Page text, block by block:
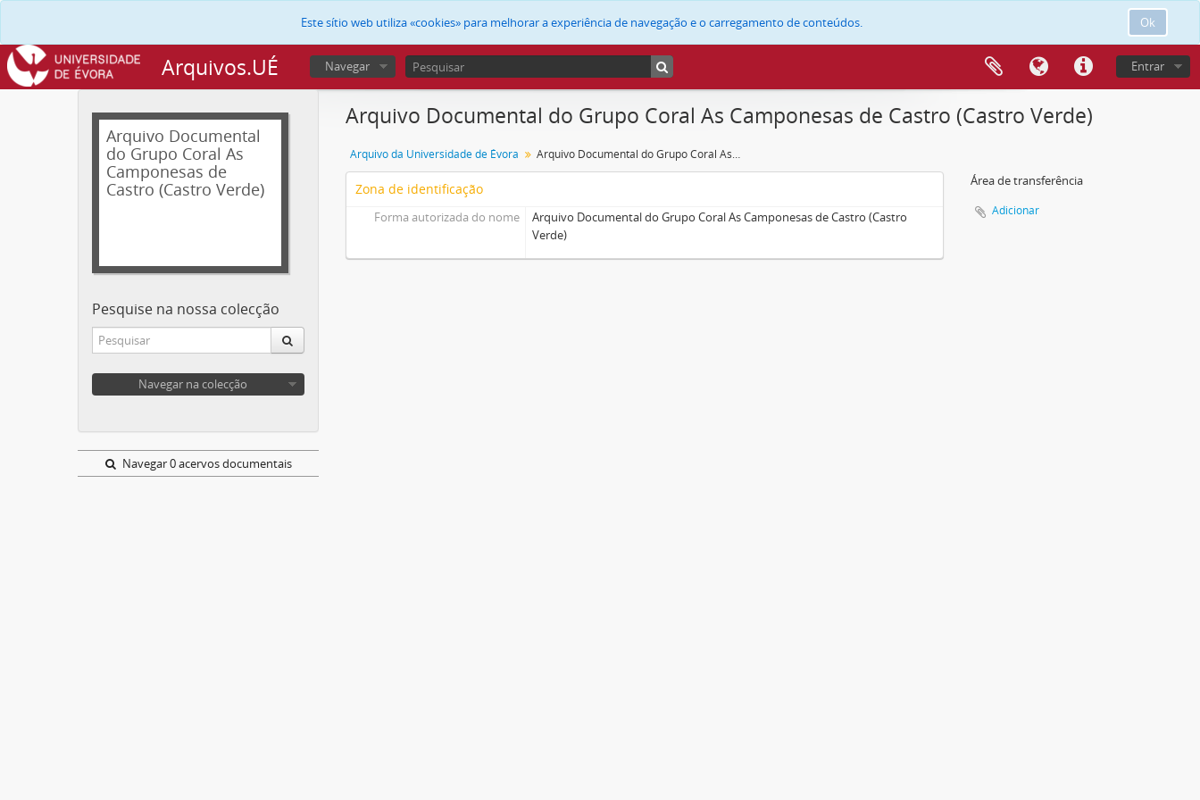
Ok
Este sítio web utiliza «cookies» para melhorar a experiência de navegação e o carregamento de conteúdos.
Arquivos.UÉ Entrar
Navegar
Arquivo Documental
do Grupo Coral As
Camponesas de
Castro (Castro Verde)
Pesquise na nossa colecção
Navegar na colecção
Navegar 0 acervos documentais
Arquivo Documental do Grupo Coral As Camponesas de Castro (Castro Verde)
Arquivo da Universidade de Évora Arquivo Documental do Grupo Coral As Camponesas de Castro (Castro Verde)
Zona de identificação
Forma autorizada do nome
Arquivo Documental do Grupo Coral As Camponesas de Castro (Castro
Verde)
Área de transferência
Adicionar